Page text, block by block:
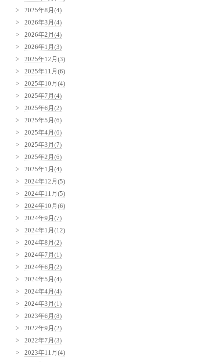
2025年8月(4)
2026年3月(4)
2026年2月(4)
2026年1月(3)
2025年12月(3)
2025年11月(6)
2025年10月(4)
2025年7月(4)
2025年6月(2)
2025年5月(6)
2025年4月(6)
2025年3月(7)
2025年2月(6)
2025年1月(4)
2024年12月(5)
2024年11月(5)
2024年10月(6)
2024年9月(7)
2024年1月(12)
2024年8月(2)
2024年7月(1)
2024年6月(2)
2024年5月(4)
2024年4月(4)
2024年3月(1)
2023年6月(8)
2022年9月(2)
2022年7月(3)
2023年11月(4)